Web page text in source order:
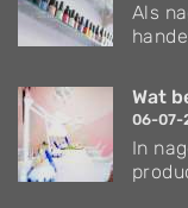
Als
Wat
06-07-
In